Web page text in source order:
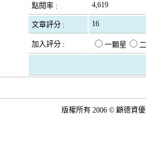
點閱率 : 4,619
文章評分 : 16
加入評分 : 一顆星
版權所有 2006 © 顧德資